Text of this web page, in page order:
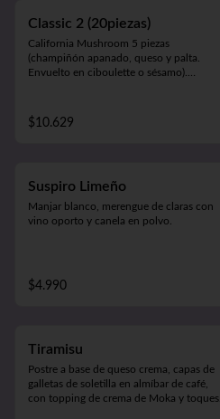
Classic 2 (20piezas)
California Mushroom 5 piezas
(champiñón apanado, queso y palta.
Envuelto en ciboulette o sésamo).
Panko Katsu 10 piezas (pollo apanado,
queso y cebollín. Frito en panko).
$10.629
Suspiro Limeño
Manjar blanco, merengue de claras con
vino oporto y canela en polvo.
$4.990
Tiramisu
Postre a base de queso crema, capas de
galletas de soletilla en almíbar de café,
con topping de crema de Moka y toques